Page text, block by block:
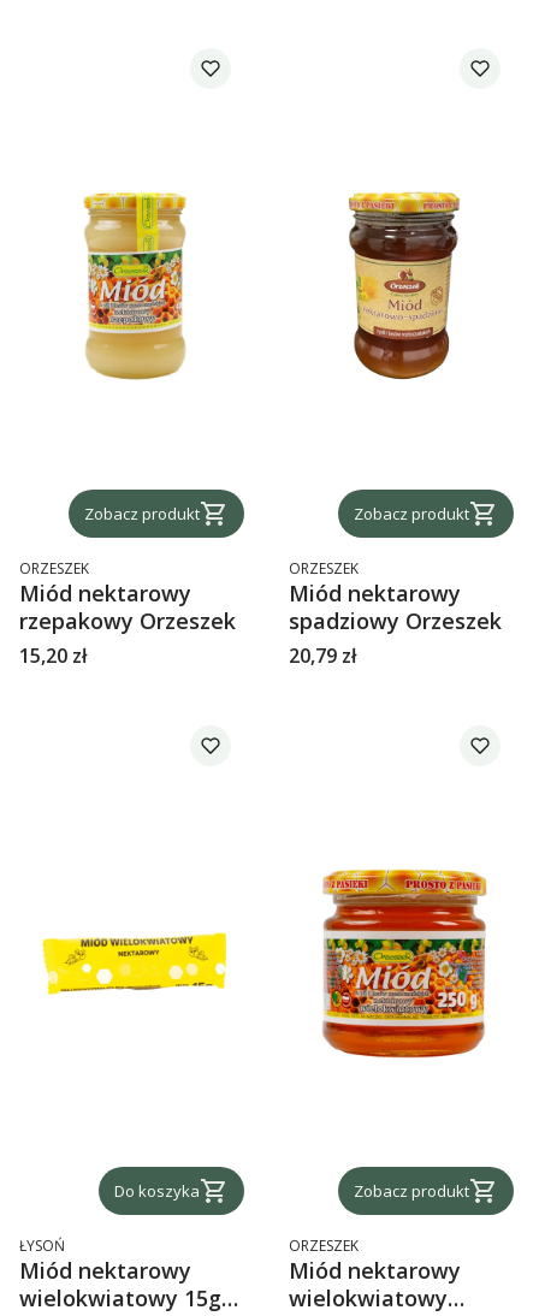
Zobacz produkt
PRODUCENT
ORZESZEK
Miód nektarowy
rzepakowy Orzeszek
Cena
15,20 zł
Zobacz produkt
PRODUCENT
ORZESZEK
Miód nektarowy
spadziowy Orzeszek
Cena
20,79 zł
Do koszyka
PRODUCENT
ŁYSOŃ
Miód nektarowy
wielokwiatowy 15g
Zobacz produkt
PRODUCENT
ORZESZEK
Miód nektarowy
wielokwiatowy